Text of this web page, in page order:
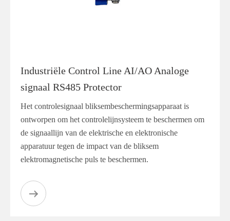
Industriële Control Line AI/AO Analoge
signaal RS485 Protector
Het controlesignaal bliksembeschermingsapparaat is
ontworpen om het controlelijnsysteem te beschermen om
de signaallijn van de elektrische en elektronische
apparatuur tegen de impact van de bliksem
elektromagnetische puls te beschermen.